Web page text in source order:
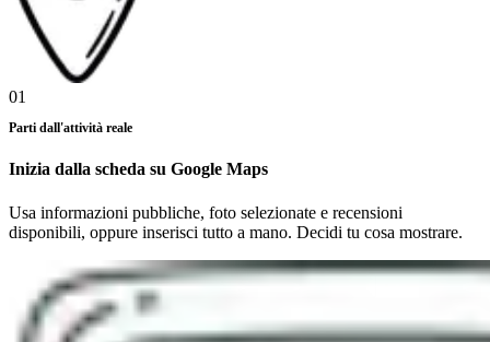
01
Parti dall'attività reale
Inizia dalla scheda su Google Maps
Usa informazioni pubbliche, foto selezionate e recensioni
disponibili, oppure inserisci tutto a mano. Decidi tu cosa mostrare.